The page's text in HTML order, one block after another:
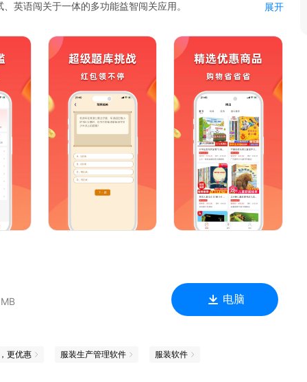
英语闯关于一体的多功能益智闯关应用。
题目，挑战您的智力极限。
知识，还能感受到知识的魅力。
谜的过程中锻炼大脑，提升思维能力。
后的文化内涵。
考试的各个科目和知识点。通过模拟考试，让您提前熟悉考试流
语闯关模式，包括单词记忆、语法练习、听力训练等。让您在轻
容，确保您在使用过程中始终保持新鲜感。
展开
电脑
更优惠 服装生产管理软件 服装软件